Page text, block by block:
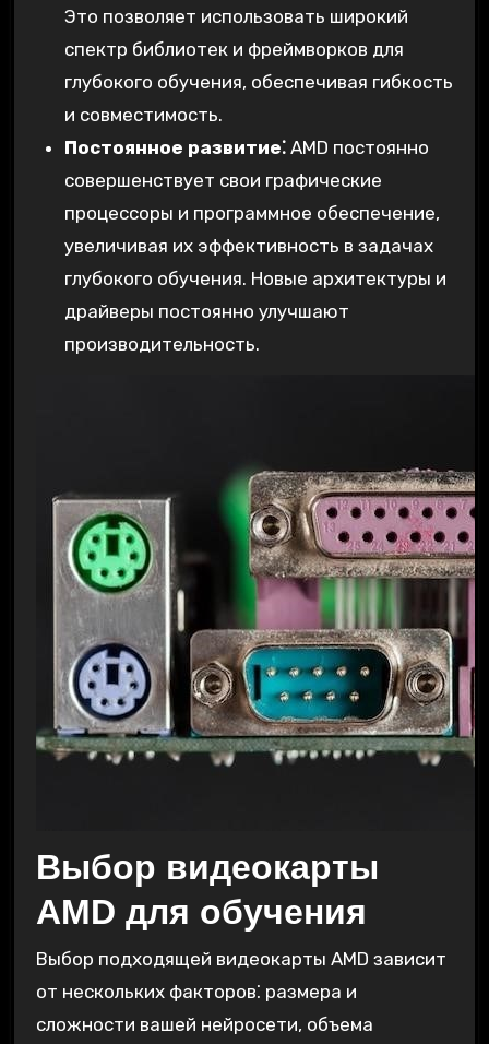
Это позволяет использовать широкий
спектр библиотек и фреймворков для
глубокого обучения, обеспечивая гибкость
и совместимость.
Постоянное развитие⁚AMD постоянно
совершенствует свои графические
процессоры и программное обеспечение,
увеличивая их эффективность в задачах
глубокого обучения. Новые архитектуры и
драйверы постоянно улучшают
производительность.
Выбор видеокарты
AMD для обучения
Выбор подходящей видеокарты AMD зависит
от нескольких факторов⁚ размера и
сложности вашей нейросети, объема